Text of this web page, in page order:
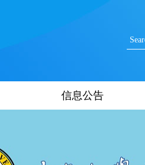
信息公告